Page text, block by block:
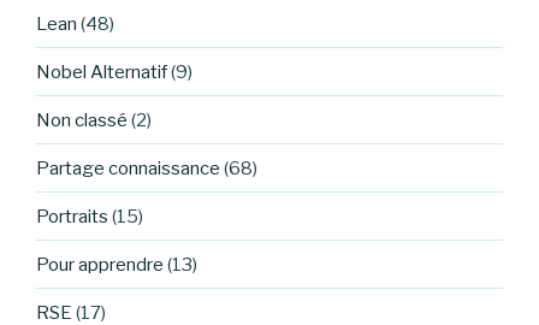
Lean (48)
Nobel Alternatif(9)
Non classé (2)
Partage connaissance (68)
Portraits (15)
Pour apprendre (13)
RSE (17)